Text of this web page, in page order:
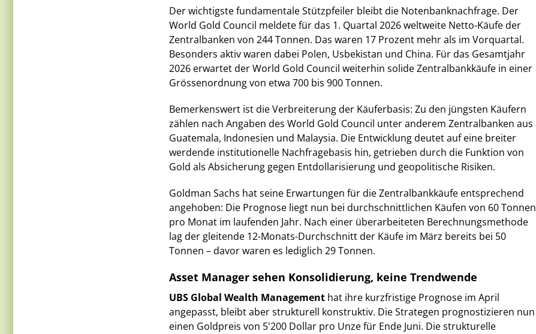
Der wichtigste fundamentale Stützpfeiler bleibt die Notenbanknachfrage. Der
World Gold Council meldete für das 1. Quartal 2026 weltweite Netto-Käufe der
Zentralbanken von 244 Tonnen. Das waren 17 Prozent mehr als im Vorquartal.
Besonders aktiv waren dabei Polen, Usbekistan und China. Für das Gesamtjahr
2026 erwartet der World Gold Council weiterhin solide Zentralbankkäufe in einer
Grössenordnung von etwa 700 bis 900 Tonnen.
Bemerkenswert ist die Verbreiterung der Käuferbasis: Zu den jüngsten Käufern
zählen nach Angaben des World Gold Council unter anderem Zentralbanken aus
Guatemala, Indonesien und Malaysia. Die Entwicklung deutet auf eine breiter
werdende institutionelle Nachfragebasis hin, getrieben durch die Funktion von
Gold als Absicherung gegen Entdollarisierung und geopolitische Risiken.
Goldman Sachs hat seine Erwartungen für die Zentralbankkäufe entsprechend
angehoben: Die Prognose liegt nun bei durchschnittlichen Käufen von 60 Tonnen
pro Monat im laufenden Jahr. Nach einer überarbeiteten Berechnungsmethode
lag der gleitende 12-Monats-Durchschnitt der Käufe im März bereits bei 50
Tonnen – davor waren es lediglich 29 Tonnen.
Asset Manager sehen Konsolidierung, keine Trendwende
UBS Global Wealth Management hat ihre kurzfristige Prognose im April
angepasst, bleibt aber strukturell konstruktiv. Die Strategen prognostizieren nun
einen Goldpreis von 5'200 Dollar pro Unze für Ende Juni. Die strukturelle